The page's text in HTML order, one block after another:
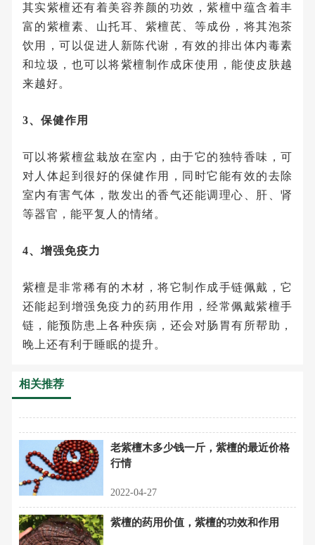
其实紫檀还有着美容养颜的功效，紫檀中蕴含着丰
富的紫檀素、山托耳、紫檀芪、等成份，将其泡茶
饮用，可以促进人新陈代谢，有效的排出体内毒素
和垃圾，也可以将紫檀制作成床使用，能使皮肤越
来越好。
3、保健作用
可以将紫檀盆栽放在室内，由于它的独特香味，可
对人体起到很好的保健作用，同时它能有效的去除
室内有害气体，散发出的香气还能调理心、肝、肾
等器官，能平复人的情绪。
4、增强免疫力
紫檀是非常稀有的木材，将它制作成手链佩戴，它
还能起到增强免疫力的药用作用，经常佩戴紫檀手
链，能预防患上各种疾病，还会对肠胃有所帮助，
晚上还有利于睡眠的提升。
相关推荐
老紫檀木多少钱一斤，紫檀的最近价格
行情
2022-04-27
紫檀的药用价值，紫檀的功效和作用